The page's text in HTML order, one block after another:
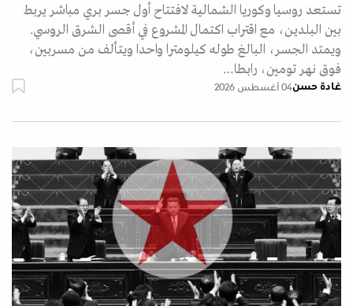
تستعد روسيا وكوريا الشمالية لافتتاح أول جسر بري مباشر يربط
بين البلدين، مع اقتراب اكتمال المشروع في أقصى الشرق الروسي.
ويمتد الجسر، البالغ طوله كيلومترا واحدا ويتألف من مسربين،
فوق نهر تومين، رابطا…
غادة حسن04 أغسطس 2026